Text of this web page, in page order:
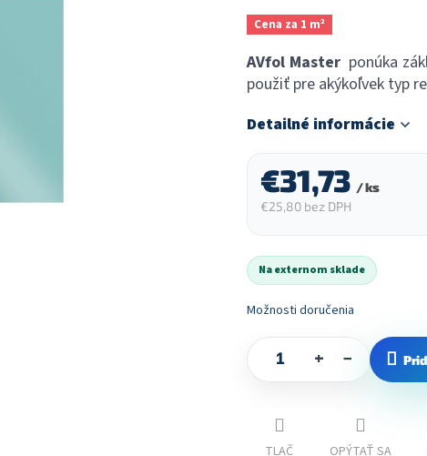
Cena za 1 m²
AVfol Master ponúka
použiť pre akýkoľvek typ
Detailné informácie
€31,73 / ks
€25,80 bez DPH
Na externom sklade
Možnosti doručenia
+ −
TLAČ OPÝTAŤ SA